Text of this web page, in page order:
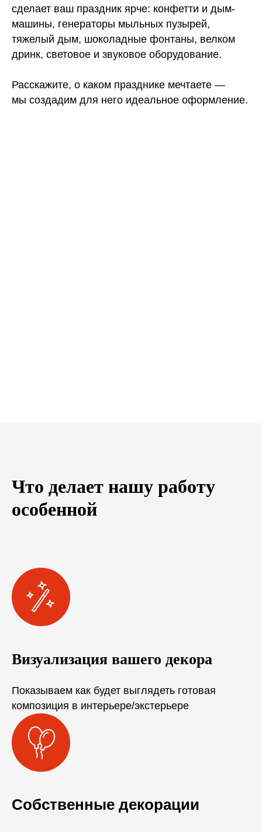
сделает ваш праздник ярче: конфетти и дым-
машины, генераторы мыльных пузырей,
тяжелый дым, шоколадные фонтаны, велком
дринк, световое и звуковое оборудование.
Расскажите, о каком празднике мечтаете —
мы создадим для него идеальное оформление.
Что делает нашу работу
особенной
Визуализация вашего декора
Показываем как будет выглядеть готовая
композиция в интерьере/экстерьере
Собственные декорации